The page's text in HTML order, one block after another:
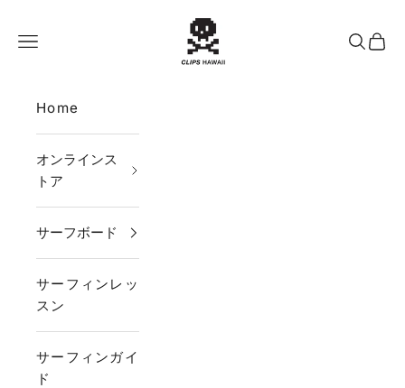
CLIPS HAWAII
メニュー
検索カー
Home
オンラインス
トア
サーフボード
サーフィンレッ
スン
サーフィンガイ
ド